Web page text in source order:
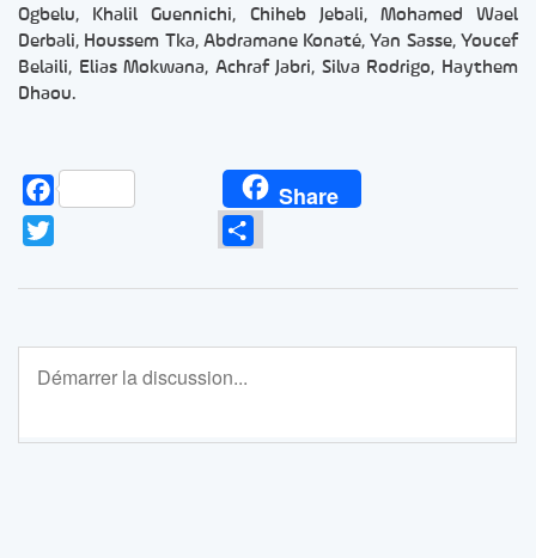
Ogbelu, Khalil Guennichi, Chiheb Jebali, Mohamed Wael
Derbali, Houssem Tka, Abdramane Konaté, Yan Sasse, Youcef
Belaili, Elias Mokwana, Achraf Jabri, Silva Rodrigo, Haythem
Dhaou.
Facebook Share